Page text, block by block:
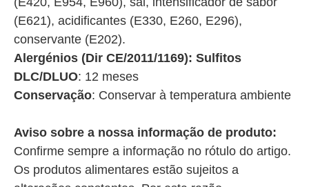
(E621), acidificantes (E330, E260, E296),
conservante (E202).
Alergénios (Dir CE/2011/1169): Sulfitos
DLC/DLUO: 12 meses
Conservação: Conservar à temperatura ambiente
Aviso sobre a nossa informação de produto:
Confirme sempre a informação no rótulo do artigo.
Os produtos alimentares estão sujeitos a